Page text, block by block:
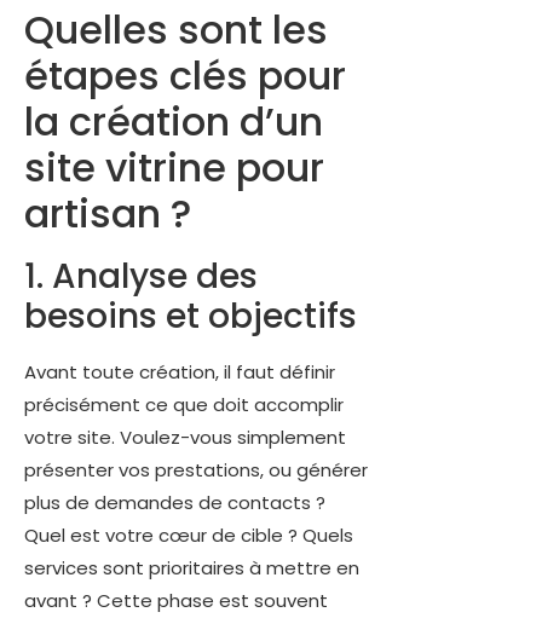
Quelles sont les
étapes clés pour
la création d’un
site vitrine pour
artisan ?
1. Analyse des
besoins et objectifs
Avant toute création, il faut définir
précisément ce que doit accomplir
votre site. Voulez-vous simplement
présenter vos prestations, ou générer
plus de demandes de contacts ?
Quel est votre cœur de cible ? Quels
services sont prioritaires à mettre en
avant ? Cette phase est souvent